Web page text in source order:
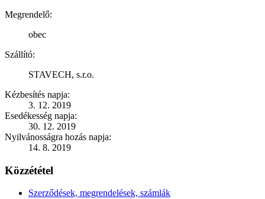
Megrendelő:
obec
Szállító:
STAVECH, s.r.o.
Kézbesítés napja:
3. 12. 2019
Esedékesség napja:
30. 12. 2019
Nyilvánosságra hozás napja:
14. 8. 2019
Közzététel
Szerződések, megrendelések, számlák